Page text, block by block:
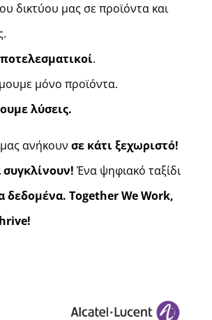
δικτύου μας σε προϊόντα και
.
μόνο προϊόντα.
λύσεις.
ανήκουν σε κάτι ξεχωριστό!
Ένα ψηφιακό ταξίδι
δεδομένα. Together We Work,